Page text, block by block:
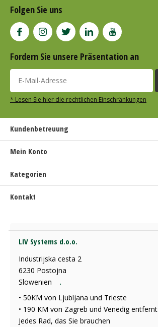
Folgen Sie uns
Fordern Sie unsere Präsentation an
* Lesen Sie hier die rechtlichen Einschränkungen
Kundenbetreuung
Mein Konto
Kategorien
Kontakt
LIV Systems d.o.o.
Industrijska cesta 2
6230 Postojna
Slowenien
.
• 50KM von Ljubljana und Trieste
• 190 KM von Zagreb und Venedig entfernt
Jedes Rad, das Sie brauchen